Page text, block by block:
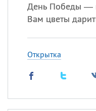
День Победы —
Вам цветы
Открытка